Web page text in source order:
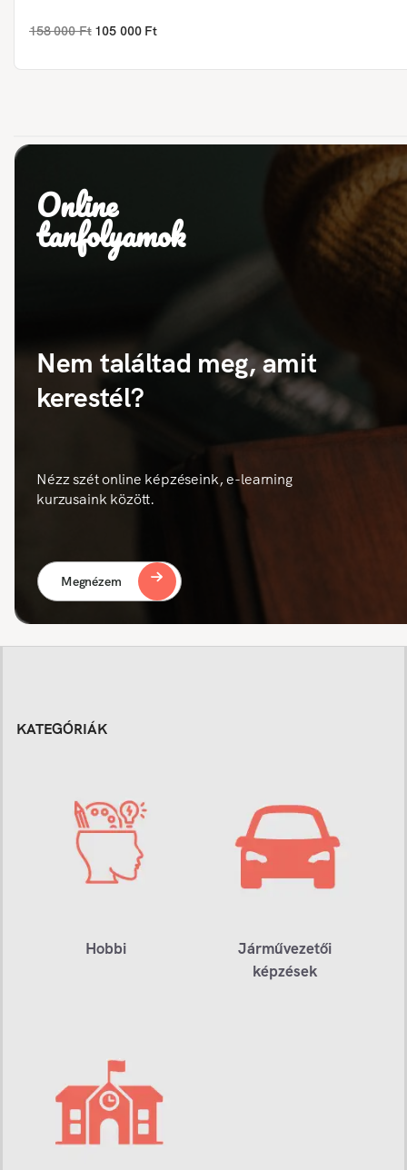
158 000 Ft 105 000 Ft
Online
tanfolyamok
Nem találtad meg, amit
kerestél?
Nézz szét online képzéseink, e-learning
kurzusaink között.
Megnézem
KATEGÓRIÁK
Hobbi
Járművezetői
képzések